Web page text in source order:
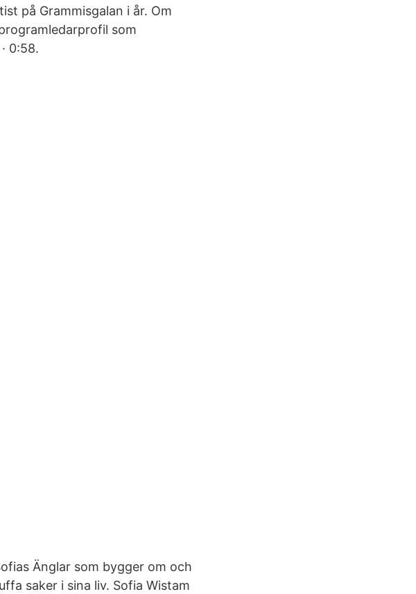
på Grammisgalan i år. Om
som
0:58.
Änglar som bygger om och
saker i sina liv. Sofia Wistam